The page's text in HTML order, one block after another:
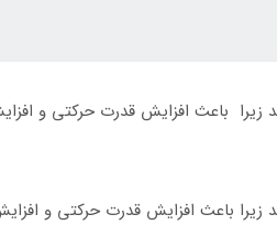
زیرا باعث افزایش قدرت حرکتی و
باعث افزایش قدرت حرکتی و